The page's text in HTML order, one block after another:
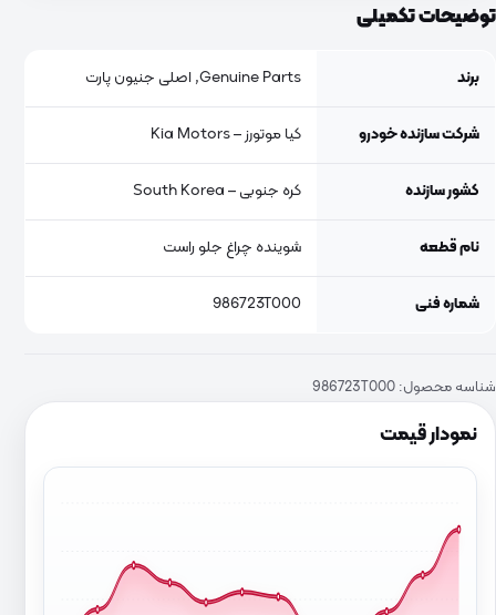
نمودار قیمت
توضیحات تکمیلی
برند Genuine Parts, اصلی جنیون پارت
شرکت سازنده خودرو کیا موتورز – Kia Motors
کشور سازنده کره جنوبی – South Korea
نام قطعه شوینده چراغ جلو راست
شماره فنی 986723T000
شناسه محصول: 986723T000